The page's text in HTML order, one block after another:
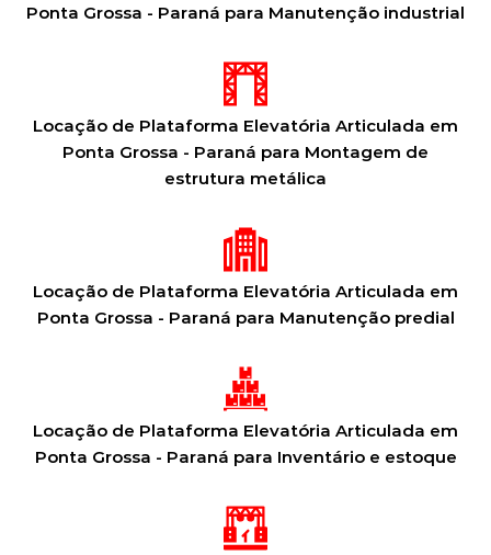
Ponta Grossa - Paraná para Manutenção industrial
Locação de Plataforma Elevatória Articulada em
Ponta Grossa - Paraná para Montagem de
estrutura metálica
Locação de Plataforma Elevatória Articulada em
Ponta Grossa - Paraná para Manutenção predial
Locação de Plataforma Elevatória Articulada em
Ponta Grossa - Paraná para Inventário e estoque